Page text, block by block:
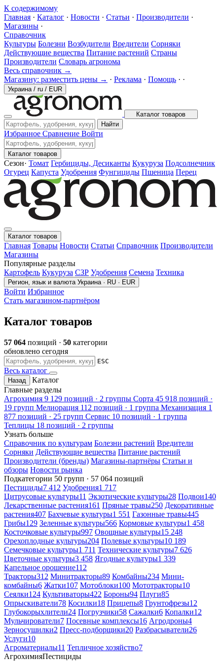
К содержимому
Главная · Каталог · Новости · Статьи · Производители ·
Магазины ·
Справочник
Культуры Болезни Возбудители Вредители Сорняки
Действующие вещества Питание растений Страны
Производители Словарь агронома
Весь справочник →
Магазину: разместить цены → · Реклама · Помощь · ·
Украина / ru / EUR
Каталог товаров
Найти
Избранное Сравнение Войти
Каталог товаров
Сезон· Томат Гербициды, Десиканты Кукуруза Подсолнечник
Огурец Капуста Удобрения Фунгициды Пшеница Перец
Каталог товаров
Главная Товары Новости Статьи Справочник Производители
Магазины
Популярные разделы
Картофель Кукуруза СЗР Удобрения Семена Техника
Регион, язык и валюта Украина · RU · EUR
Войти Избранное
Стать магазином-партнёром
Каталог товаров
57 064 позиций · 50 категории
обновлено сегодня
ESC
Весь каталог
Назад
Каталог
Главные разделы
Агрохимия 9 129 позиций · 2 группы Сорта 45 918 позиций ·
19 групп Мелиорация 112 позиций · 1 группа Механизация 1
877 позиций · 25 групп Сервис 10 позиций · 1 группа
Теплицы 18 позиций · 2 группы
Узнать больше
Справочник по культурам Болезни растений Вредители
Сорняки Действующие вещества Питание растений
Производители (бренды) Магазины-партнёры Статьи и
обзоры Новости рынка
Подкатегории 50 групп · 57 064 позиций
Пестициды7 412 Удобрения1 717
Цитрусовые культуры11 Экзотические культуры28 Подвои140
Лекарственные растения161 Пряные травы250 Декоративные
растения407 Бахчевые культуры1 551 Газонные травы445
Грибы129 Зеленные культуры566 Кормовые культуры1 458
Косточковые культуры997 Овощные культуры15 248
Орехоплодные культуры204 Полевые культуры10 189
Семечковые культуры1 711 Технические культуры7 626
Цветочные культуры3 458 Ягодные культуры1 339
Капельное орошение112
Тракторы312 Минитракторы89 Комбайны234 Мини-
комбайны6 Жатки107 Мотоблоки100 Мототракторы10
Сеялки124 Культиваторы422 Бороны94 Плуги85
Опрыскиватели78 Косилки18 Прицепы8 Грунтофрезы12
Глубокорыхлители24 Погрузчики58 Сажалки6 Копалки12
Мульчирователи7 Посевные комплексы16 Агродроны4
Зерносушилки2 Пресс-подборщики20 Разбрасыватели26
Услуги10
Агроматериалы11 Тепличное хозяйство7
АгрохимияПестициды